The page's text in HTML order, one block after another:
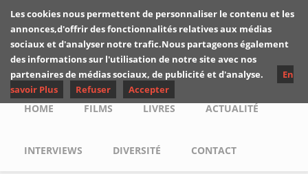
Skip to main content
Les critiques de
Yuyine
Main menu
HOME FILMS LIVRES ACTUALITÉ
INTERVIEWS DIVERSITÉ CONTACT
Les cookies nous permettent de personnaliser le contenu et les
annonces,d'offrir des fonctionnalités relatives aux médias
sociaux et d'analyser notre trafic.Nous partageons également
des informations sur l'utilisation de notre site avec nos
partenaires de médias sociaux, de publicité et d'analyse.
En
savoir Plus
Refuser Accepter